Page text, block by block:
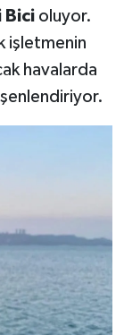
Bicioluyor.
işletmenin
havalarda